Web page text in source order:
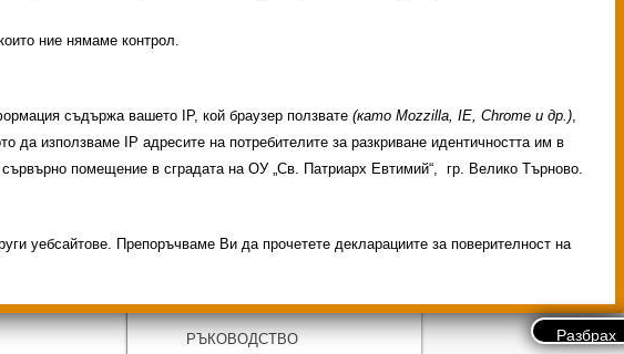
Прием
ЗА УЧИЛИЩЕТО
РЪКОВОДСТВО
ние нямаме контрол.
съдържа вашето IP, кой браузер ползвате (като Mozzilla, IE, Chrome и др.),
да използваме IP адресите на потребителите за разкриване идентичността им в
помещение в сградата на ОУ „Св. Патриарх Евтимий“, гр. Велико Търново.
уебсайтове. Препоръчваме Ви да прочетете декларациите за поверителност на